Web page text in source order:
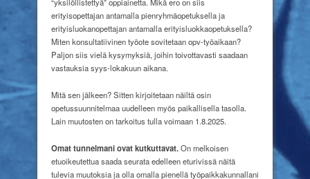
“yksilöllistettyä” oppiainetta. Mikä ero on siis
erityisopettajan antamalla pienryhmäopetuksella ja
erityisluokanopettajan antamalla erityisluokkaopetuksella?
Miten konsultatiivinen työote sovitetaan opv-työaikaan?
Paljon siis vielä kysymyksiä, joihin toivottavasti saadaan
vastauksia syys-lokakuun aikana.
Mitä sen jälkeen? Sitten kirjoitetaan näiltä osin
opetussuunnitelmaa uudelleen myös paikallisella tasolla.
Lain muutosten on tarkoitus tulla voimaan 1.8.2025.
Omat tunnelmani ovat kutkuttavat.On melkoisen
etuoikeutettua saada seurata edelleen eturivissä näitä
tulevia muutoksia ja olla omalla pienellä työpaikkakunnallani